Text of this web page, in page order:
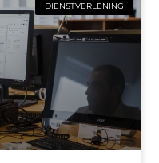
DIENSTVERLENING